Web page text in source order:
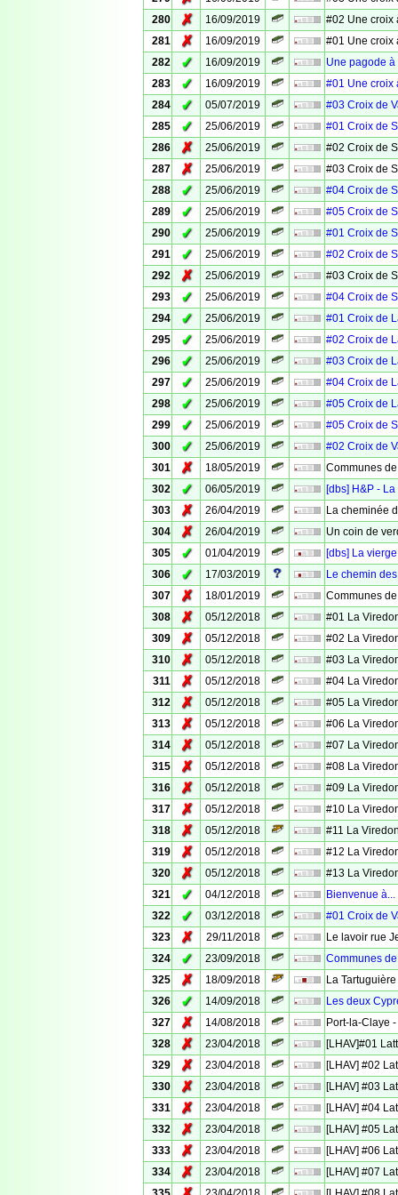
280
✗ 16/09/2019
#02 Une croix
281
✗ 16/09/2019
#01 Une croix
282
✓ 16/09/2019
Une pagode
283
✓ 16/09/2019
#01 Une croix
284
✓ 05/07/2019
#03 Croix de
285
✓ 25/06/2019
#01 Croix de
286
✗ 25/06/2019
#02 Croix de
287
✗ 25/06/2019
#03 Croix de
288
✓ 25/06/2019
#04 Croix de
289
✓ 25/06/2019
#05 Croix de
290
✓ 25/06/2019
#01 Croix de
291
✓ 25/06/2019
#02 Croix de
292
✗ 25/06/2019
#03 Croix de
293
✓ 25/06/2019
#04 Croix de
294
✓ 25/06/2019
#01 Croix de
295
✓ 25/06/2019
#02 Croix de
296
✓ 25/06/2019
#03 Croix de
297
✓ 25/06/2019
#04 Croix de
298
✓ 25/06/2019
#05 Croix de
299
✓ 25/06/2019
#05 Croix de
300
✓ 25/06/2019
#02 Croix de
301
✗ 18/05/2019
Communes
302
✓ 06/05/2019
[dbs] H&P -
303
✗ 26/04/2019
La cheminée
304
✗ 26/04/2019
Un coin de
305
✓ 01/04/2019
[dbs] La
306
✓ 17/03/2019
Le chemin
307
✗ 18/01/2019
Communes
308
✗ 05/12/2018
#01 La
309
✗ 05/12/2018
#02 La
310
✗ 05/12/2018
#03 La
311
✗ 05/12/2018
#04 La
312
✗ 05/12/2018
#05 La
313
✗ 05/12/2018
#06 La
314
✗ 05/12/2018
#07 La
315
✗ 05/12/2018
#08 La
316
✗ 05/12/2018
#09 La
317
✗ 05/12/2018
#10 La
318
✗ 05/12/2018
#11 La
319
✗ 05/12/2018
#12 La
320
✗ 05/12/2018
#13 La
321
✓ 04/12/2018
Bienvenue
322
✓ 03/12/2018
#01 Croix de
323
✗ 29/11/2018
Le lavoir rue
324
✓ 23/09/2018
Communes
325
✗ 18/09/2018
La Tartuguière
326
✓ 14/09/2018
Les deux
327
✗ 14/08/2018
Port-la-Claye
328
✗ 23/04/2018
[LHAV]#01
329
✗ 23/04/2018
[LHAV] #02
330
✗ 23/04/2018
[LHAV] #03
331
✗ 23/04/2018
[LHAV] #04
332
✗ 23/04/2018
[LHAV] #05
333
✗ 23/04/2018
[LHAV] #06
334
✗ 23/04/2018
[LHAV] #07